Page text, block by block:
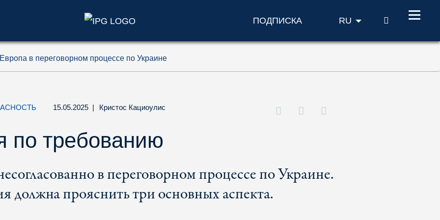
ПОДПИСКА RU ПОИСК
Европа в переговорном процессе по Украине
15.05.2025 | Кристос Кациоулис
по требованию
в переговорном процессе по Украине.
должна прояснить три основных аспекта.